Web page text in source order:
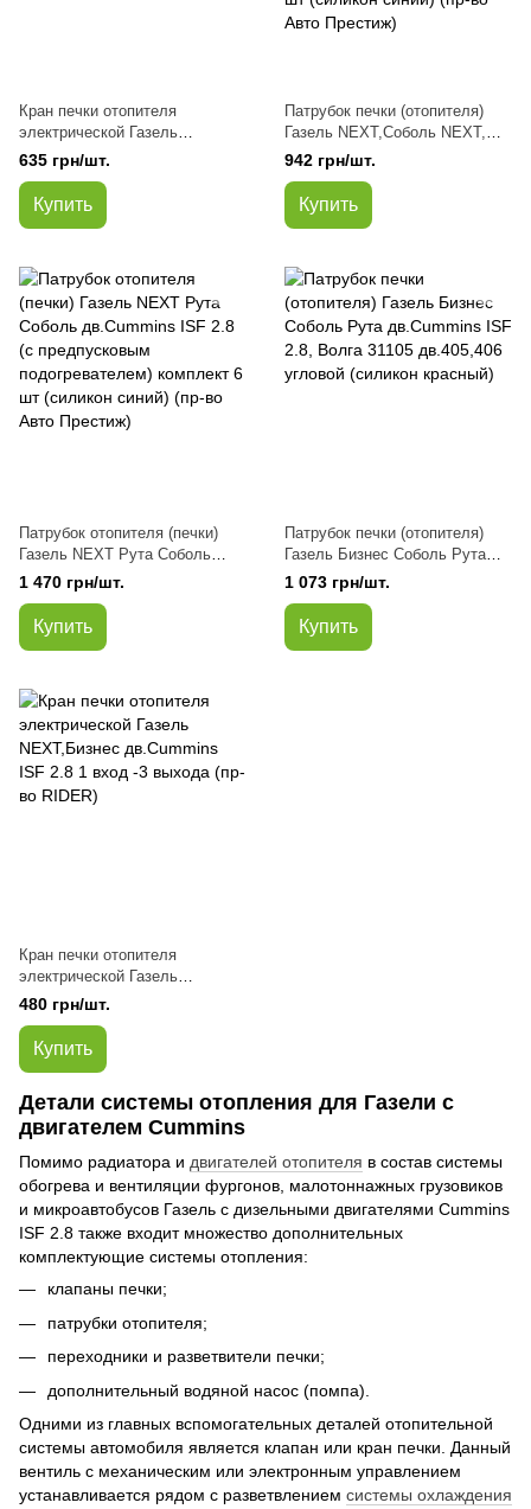
Кран печки отопителя
электрической Газель
NEXT,Бизнес дв.Cummins ISF
2.8 1 вход -3 выхода
(заменитель)
635 грн/шт.
Купить
Патрубок печки (отопителя)
Газель NEXT,Соболь NEXT,
Бизнес дв.Cummins ISF 2.8
(без предпускового
подогревателем) комплект 4
шт (силикон синий) (пр-во Авто
942 грн/шт.
Купить
Патрубок отопителя (печки)
Газель NEXT Рута Соболь
дв.Cummins ISF 2.8 (с
предпусковым
подогревателем) комплект 6
шт (силикон синий) (пр-во Авто
1 470 грн/шт.
Купить
Патрубок печки (отопителя)
Газель Бизнес Соболь Рута
дв.Cummins ISF 2.8, Волга
31105 дв.405,406 угловой
(силикон красный)
1 073 грн/шт.
Купить
Кран печки отопителя
электрической Газель
NEXT,Бизнес дв.Cummins ISF
2.8 1 вход -3 выхода (пр-во
RIDER)
480 грн/шт.
Купить
Детали системы отопления для Газели с
двигателем Cummins
Помимо радиатора и двигателей отопителя в состав системы
обогрева и вентиляции фургонов, малотоннажных грузовиков
и микроавтобусов Газель с дизельными двигателями Cummins
ISF 2.8 также входит множество дополнительных
комплектующие системы отопления:
клапаны печки;
патрубки отопителя;
переходники и разветвители печки;
дополнительный водяной насос (помпа).
Одними из главных вспомогательных деталей отопительной
системы автомобиля является клапан или кран печки. Данный
вентиль с механическим или электронным управлением
устанавливается рядом с разветвлением системы охлаждения